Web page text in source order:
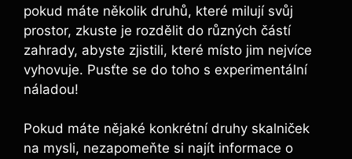
pokud máte několik druhů, které milují svůj
prostor, zkuste je rozdělit do různých částí
zahrady, abyste zjistili, které místo jim nejvíce
vyhovuje. Pusťte se do toho s experimentální
náladou!
Pokud máte nějaké konkrétní druhy skalniček
na mysli, nezapomeňte si najít informace o